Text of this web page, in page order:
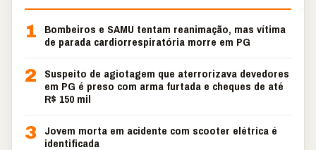
1
Bombeiros e SAMU tentam reanimação, mas vítima
de parada cardiorrespiratória morre em PG
2
Suspeito de agiotagem que aterrorizava devedores
em PG é preso com arma furtada e cheques de até
R$ 150 mil
3 Jovem morta em acidente com scooter elétrica é
identificada